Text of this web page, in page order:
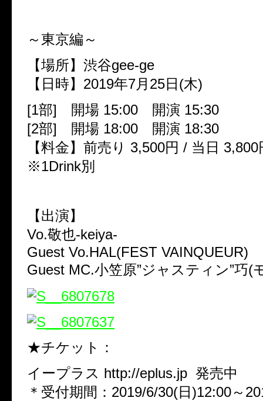
～東京編～
【場所】渋谷gee-ge
【日時】2019年7月25日(木)
[1部] 開場 15:00 開演 15:30
[2部] 開場 18:00 開演 18:30
【料金】前売り 3,500円 / 当日 3,800
※1Drink別
【出演】
Vo.敬也-keiya-
Guest Vo.HAL(FEST VAINQUEUR)
Guest MC.小笠原”ジャスティン”巧(
★チケット：
イープラス http://eplus.jp 発売中
＊受付期間：2019/6/30(日)12:00～